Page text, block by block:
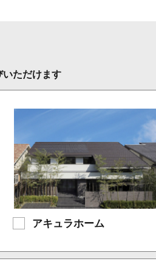
ただけます
アキュラホーム